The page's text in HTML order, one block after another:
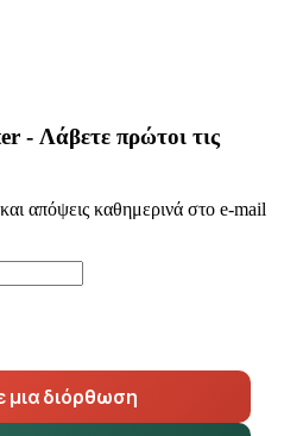
- Λάβετε πρώτοι τις
απόψεις καθημερινά στο e-mail
μια διόρθωση